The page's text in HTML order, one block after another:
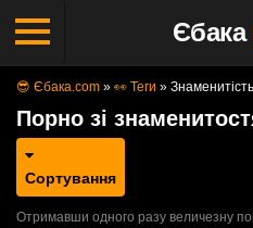
Єбака
😎 Єбака.com » 👀 Теги » Знаменитість
Порно зі
Сортування
Отримавши одного разу величезну